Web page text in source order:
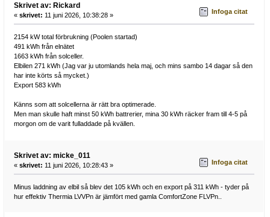
Skrivet av: Rickard
« skrivet: 11 juni 2026, 10:38:28 » Infoga citat
2154 kW total förbrukning (Poolen startad)
491 kWh från elnätet
1663 kWh från solceller.
Elbilen 271 kWh (Jag var ju utomlands hela maj, och mins sambo 14 dagar så den
har inte körts så mycket.)
Export 583 kWh
Känns som att solcellerna är rätt bra optimerade.
Men man skulle haft minst 50 kWh battrerier, mina 30 kWh räcker fram till 4-5 på
morgon om de varit fulladdade på kvällen.
Skrivet av: micke_011
« skrivet: 11 juni 2026, 10:28:43 » Infoga citat
Minus laddning av elbil så blev det 105 kWh och en export på 311 kWh - tyder på
hur effektiv Thermia LVVPn är jämfört med gamla ComfortZone FLVPn..